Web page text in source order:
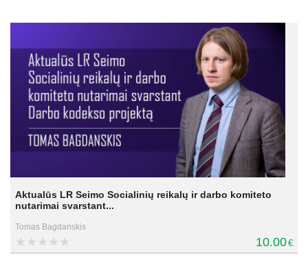
Aktualūs LR Seimo Socialinių reikalų ir darbo komiteto
nutarimai svarstant...
Tomas Bagdanskis
10.00€